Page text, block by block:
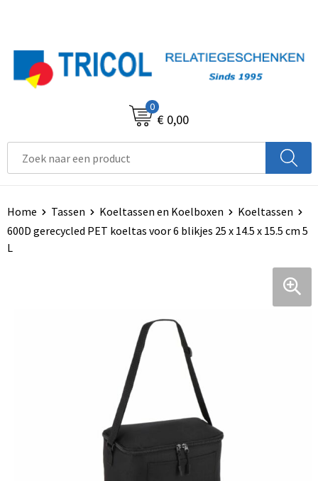
0
€ 0,00
Home Tassen Koeltassen en Koelboxen
Koeltassen
600D gerecycled PET koeltas voor 6 blikjes 25 x 14.5 x 15.5 cm 5
L